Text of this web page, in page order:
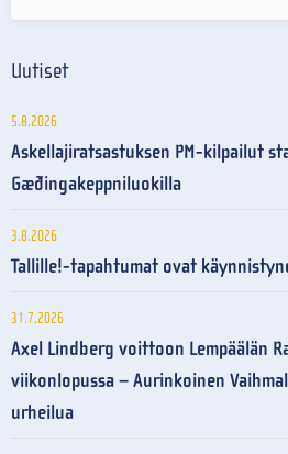
Uutiset
5.8.2026
Askellajiratsastuksen PM-kilpailut
Gæðingakeppniluokilla
3.8.2026
Tallille!-tapahtumat ovat
31.7.2026
Axel Lindberg voittoon Lempäälän
viikonlopussa – Aurinkoinen
urheilua